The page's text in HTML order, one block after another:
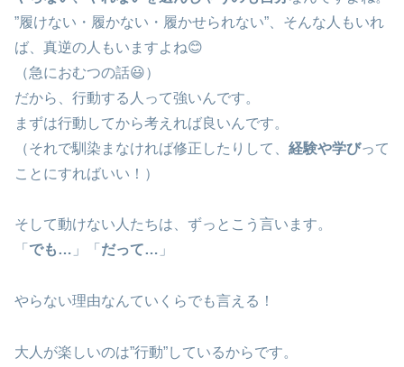
”履けない・履かない・履かせられない”、そんな人もいれ
ば、真逆の人もいますよね😊
（急におむつの話😃）
だから、行動する人って強いんです。
まずは行動してから考えれば良いんです。
（それで馴染まなければ修正したりして、 経験や学びって
ことにすればいい！）
そして動けない人たちは、ずっとこう言います。
「 でも… 」「 だって… 」
やらない理由なんていくらでも言える！
大人が楽しいのは”行動”しているからです。